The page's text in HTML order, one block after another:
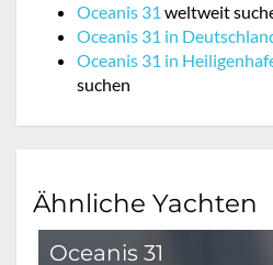
Oceanis 31 weltweit
Oceanis 31 in
Oceanis 31 in
suchen
Ähnliche Yachten
Oceanis 31